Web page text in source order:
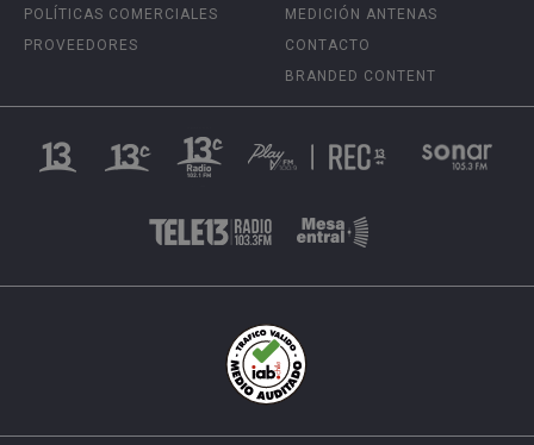
POLÍTICAS COMERCIALES
PROVEEDORES
MEDICIÓN ANTENAS
CONTACTO
BRANDED CONTENT